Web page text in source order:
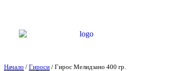
Начало / Гироси / Гирос Мелидзано 400 гр.